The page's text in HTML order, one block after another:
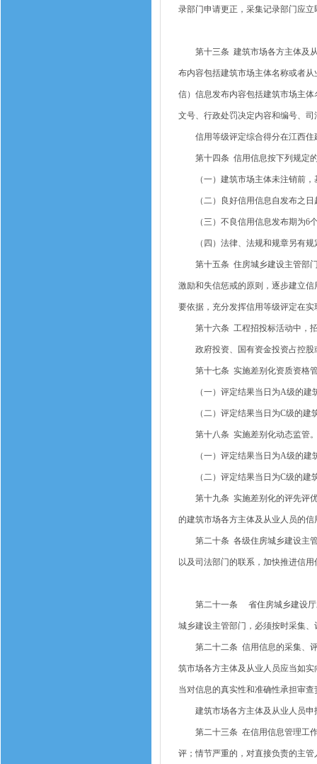
录部门申请更正，采集记录部门应
第十三条 建筑市场各方主体及从
布内容包括建筑市场主体名称或者
信）信息发布内容包括建筑市场主
文号、行政处罚决定内容和编号、
信用等级评定综合得分在江西住
第十四条 信用信息按下列规定的
（一）建筑市场主体未注销前，
（二）良好信用信息自发布之日
（三）不良信用信息发布期为6个
（四）法律、法规和规章另有规
第十五条 住房城乡建设主管部门
激励和失信惩戒的原则，逐步建立
要依据，充分发挥信用等级评定在
第十六条 工程招投标活动中，招
政府投资、国有资金投资占控股
第十七条 实施差别化资质资格
（一）评定结果当日为A级的建筑
（二）评定结果当日为C级的建
第十八条 实施差别化动态监管
（一）评定结果当日为A级的建筑
（二）评定结果当日为C级的建筑
第十九条 实施差别化的评先评优
的建筑市场各方主体及从业人员的信
第二十条 各级住房城乡建设主管
以及司法部门的联系，加快推进信
第二十一条 省住房城乡建设厅对
城乡建设主管部门，必须按时采集
第二十二条 信用信息的采集、评
筑市场各方主体及从业人员应当如
当对信息的真实性和准确性承担审
建筑市场各方主体及从业人员申
第二十三条 在信用信息管理工作
评；情节严重的，对直接负责的主